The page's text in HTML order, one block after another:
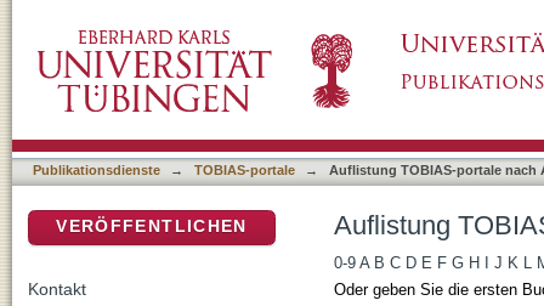
Publikationsdienste → TOBIAS-portale → Auflistung TOBIAS-portale nach
Auflistung
0-9 A B C D E F G H J K L
Oder geben Sie die ersten
VERÖFFENTLICHEN
Kontakt